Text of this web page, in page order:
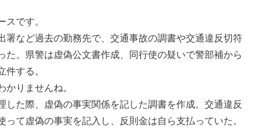
です。
など過去の勤務先で、交通事故の調書や交通違反切符
。県警は虚偽公文書作成、同行使の疑いで警部補から
する。
りませんね。
た際、虚偽の事実関係を記した調書を作成。交通違反
て虚偽の事実を記入し、反則金は自ら支払っていた。